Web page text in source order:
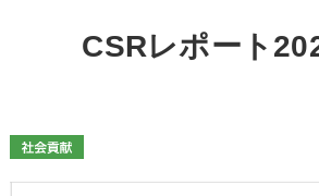
CSRレポート